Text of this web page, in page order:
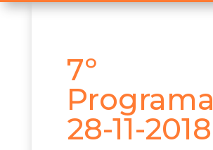
7º
Programa
28-11-2018